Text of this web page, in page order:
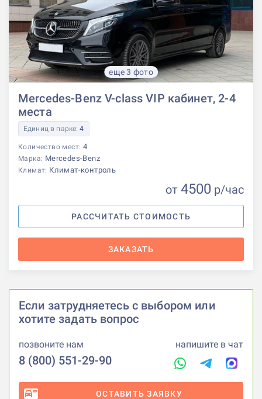
еще 3 фото
Mercedes-Benz V-class VIP кабинет, 2-4
места
Единиц в парке:4
Количество мест: 4
Марка: Mercedes-Benz
Климат: Климат-контроль
от 4500 р/час
РАССЧИТАТЬ СТОИМОСТЬ
ЗАКАЗАТЬ
Если затрудняетесь с выбором или
хотите задать вопрос
позвоните нам
8 (800) 551-29-90
напишите в чат
ОСТАВИТЬ ЗАЯВКУ